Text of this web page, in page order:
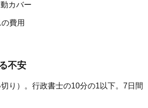
カバー
費用
不安
り）。行政書士の10分の1以下。7日間